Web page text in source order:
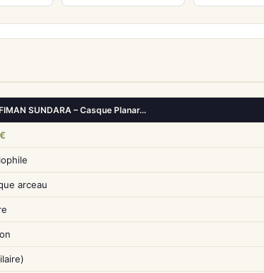
SUNDARA – Casque Planar…
arceau